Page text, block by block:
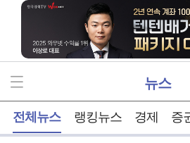
뉴스
전체뉴스 랭킹뉴스 경제 증